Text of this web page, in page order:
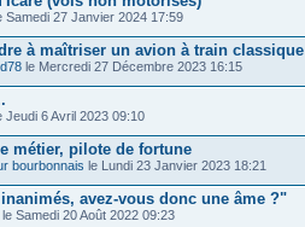
Samedi 27 Janvier 2024 17:59
à maîtriser un avion à train classique
le Mercredi 27 Décembre 2023 16:15
Jeudi 6 Avril 2023 09:10
métier, pilote de fortune
bourbonnais le Lundi 23 Janvier 2023 18:21
avez-vous donc une âme ?"
le Samedi 20 Août 2022 09:23